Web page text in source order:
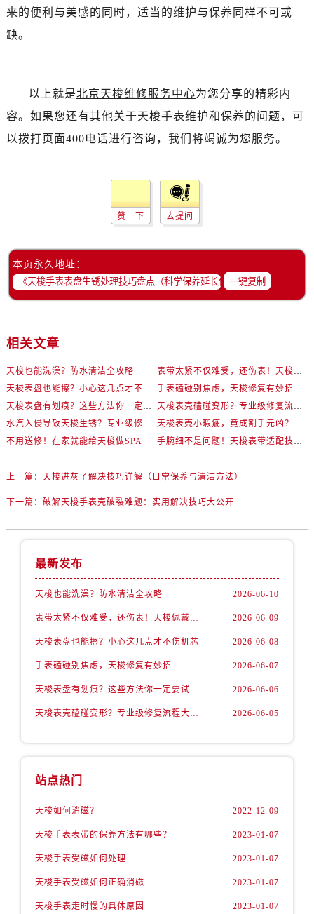
来的便利与美感的同时，适当的维护与保养同样不可或
缺。
以上就是北京天梭维修服务中心为您分享的精彩内
容。如果您还有其他关于天梭手表维护和保养的问题，可
以拨打页面400电话进行咨询，我们将竭诚为您服务。
赞一下 去提问
本页永久地址：
一键复制
相关文章
天梭也能洗澡？防水清洁全攻略
表带太紧不仅难受，还伤表！天梭佩戴优化技巧
天梭表盘也能擦？小心这几点才不伤机芯
手表磕碰别焦虑，天梭修复有妙招
天梭表盘有划痕？这些方法你一定要试试！
天梭表壳磕碰变形？专业级修复流程大公开
水汽入侵导致天梭生锈？专业级修复思路大公开
天梭表壳小瑕疵，竟成割手元凶？
不用送修！在家就能给天梭做SPA
手腕细不是问题！天梭表带适配技巧一次讲透
上一篇： 天梭进灰了解决技巧详解（日常保养与清洁方法）
下一篇： 破解天梭手表壳破裂难题：实用解决技巧大公开
最新发布
天梭也能洗澡？防水清洁全攻略 2026-06-10
表带太紧不仅难受，还伤表！天梭佩戴优化技巧 2026-06-09
天梭表盘也能擦？小心这几点才不伤机芯 2026-06-08
手表磕碰别焦虑，天梭修复有妙招 2026-06-07
天梭表盘有划痕？这些方法你一定要试试！ 2026-06-06
天梭表壳磕碰变形？专业级修复流程大公开 2026-06-05
站点热门
天梭如何消磁？ 2022-12-09
天梭手表表带的保养方法有哪些？ 2023-01-07
天梭手表受磁如何处理 2023-01-07
天梭手表受磁如何正确消磁 2023-01-07
天梭手表走时慢的具体原因 2023-01-07